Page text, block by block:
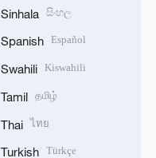
Sinhala සිංහල
Spanish Español
Swahili Kiswahili
Tamil தமிழ்
Thai ไทย
Turkish Türkçe